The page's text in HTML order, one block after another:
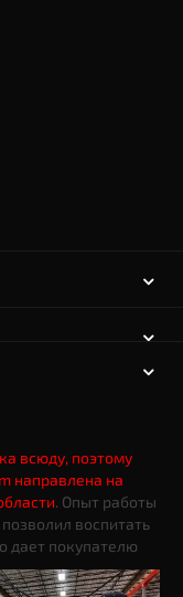
всюду, поэтому
направлена на
. Опыт работы
воспитать
дает покупателю